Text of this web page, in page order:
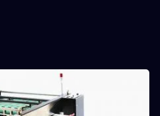
Mettant...